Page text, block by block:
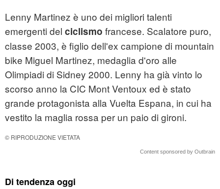
Lenny Martinez è uno dei migliori talenti
emergenti del ciclismo francese. Scalatore puro,
classe 2003, è figlio dell'ex campione di mountain
bike Miguel Martinez, medaglia d'oro alle
Olimpiadi di Sidney 2000. Lenny ha già vinto lo
scorso anno la CIC Mont Ventoux ed è stato
grande protagonista alla Vuelta Espana, in cui ha
vestito la maglia rossa per un paio di gironi.
© RIPRODUZIONE VIETATA
Content sponsored by Outbrain
Di tendenza oggi